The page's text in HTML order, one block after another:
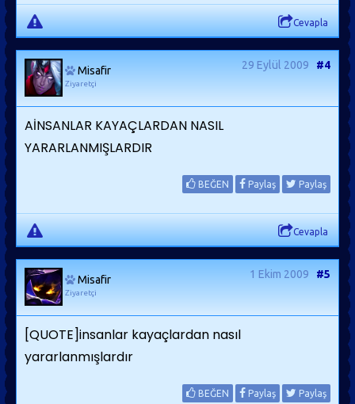
Cevapla
Misafir
Ziyaretçi
29 Eylül 2009 #4
AİNSANLAR KAYAÇLARDAN NASIL
YARARLANMIŞLARDIR
BEĞEN Paylaş Paylaş
Cevapla
Misafir
Ziyaretçi
1 Ekim 2009 #5
[QUOTE]insanlar kayaçlardan nasıl
yararlanmışlardır
BEĞEN Paylaş Paylaş